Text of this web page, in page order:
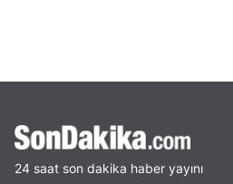
24 saat son dakika haber yayını